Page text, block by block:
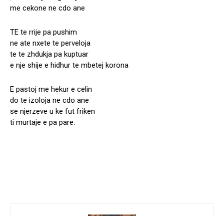
me cekone ne cdo ane
TE te rrije pa pushim
ne ate nxete te perveloja
te te zhdukja pa kuptuar
e nje shije e hidhur te mbetej korona
E pastoj me hekur e celin
do te izoloja ne cdo ane
se njerzeve u ke fut friken
ti murtaje e pa pare.